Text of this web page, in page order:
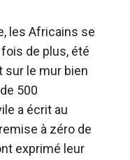
les Africains se
de plus, été
sur le mur bien
500
a écrit au
à zéro de
exprimé leur